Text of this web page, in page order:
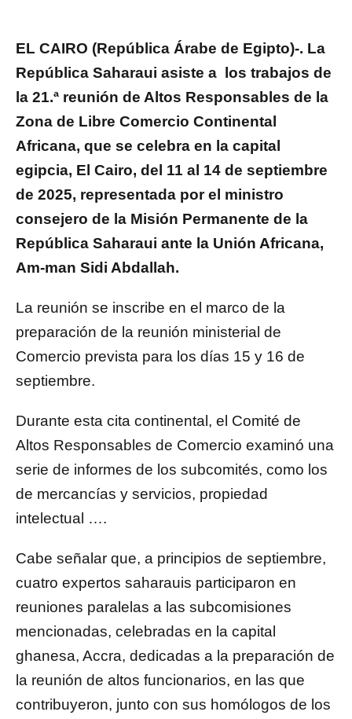
EL CAIRO (República Árabe de Egipto)-. La
República Saharaui asiste a los trabajos de
la 21.ª reunión de Altos Responsables de la
Zona de Libre Comercio Continental
Africana, que se celebra en la capital
egipcia, El Cairo, del 11 al 14 de septiembre
de 2025, representada por el ministro
consejero de la Misión Permanente de la
República Saharaui ante la Unión Africana,
Am-man Sidi Abdallah.
La reunión se inscribe en el marco de la
preparación de la reunión ministerial de
Comercio prevista para los días 15 y 16 de
septiembre.
Durante esta cita continental, el Comité de
Altos Responsables de Comercio examinó una
serie de informes de los subcomités, como los
de mercancías y servicios, propiedad
intelectual ….
Cabe señalar que, a principios de septiembre,
cuatro expertos saharauis participaron en
reuniones paralelas a las subcomisiones
mencionadas, celebradas en la capital
ghanesa, Accra, dedicadas a la preparación de
la reunión de altos funcionarios, en las que
contribuyeron, junto con sus homólogos de los